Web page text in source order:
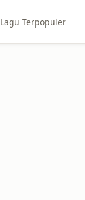
Lagu Terpopuler